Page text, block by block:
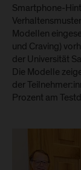
Smartphone-
Modellen
und Craving)
der Universität
Die Modelle
der
Prozent am